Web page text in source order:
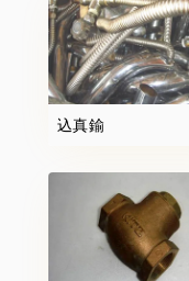
込真鍮